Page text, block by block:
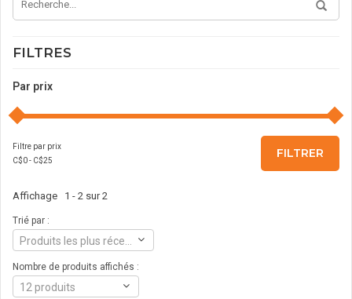
FILTRES
Par prix
Filtre par prix
C$0- C$25
FILTRER
Affichage 1 - 2 sur 2
Trié par :
Nombre de produits affichés :
12 produits